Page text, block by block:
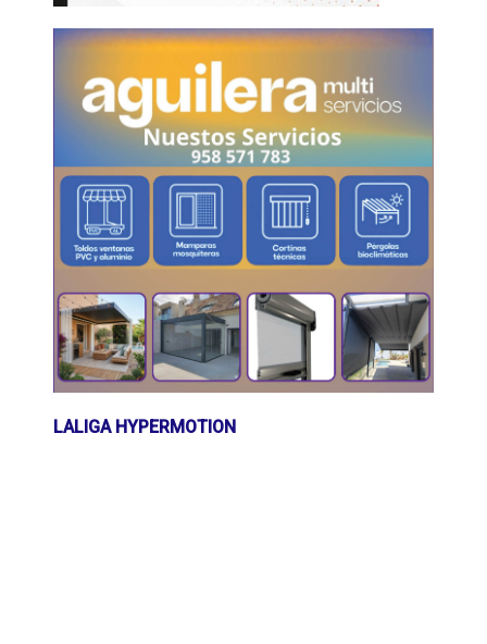
LALIGA HYPERMOTION